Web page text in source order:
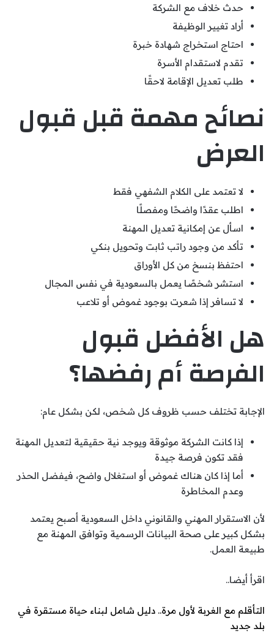
حدث خلاف مع الشركة
أراد تغيير الوظيفة
احتاج استخراج شهادة خبرة
تقدم لاستقدام الأسرة
طلب تعديل الإقامة لاحقًا
نصائح مهمة قبل قبول
العرض
لا تعتمد على الكلام الشفهي فقط
اطلب عقدًا واضحًا ومفصلًا
اسأل عن إمكانية تعديل المهنة
تأكد من وجود راتب ثابت وتحويل بنكي
احتفظ بنسخ من كل الأوراق
استشر شخصًا يعمل بالسعودية في نفس المجال
لا تسافر إذا شعرت بوجود غموض أو تلاعب
هل الأفضل قبول
الفرصة أم رفضها؟
الإجابة تختلف حسب ظروف كل شخص، لكن بشكل عام:
إذا كانت الشركة موثوقة ويوجد نية حقيقية لتعديل المهنة
فقد تكون فرصة جيدة
أما إذا كان هناك غموض أو استغلال واضح، فيفضل الحذر
وعدم المخاطرة
لأن الاستقرار المهني والقانوني داخل السعودية أصبح يعتمد
بشكل كبير على صحة البيانات الرسمية وتوافق المهنة مع
طبيعة العمل.
اقرأ أيضا..
التأقلم مع الغربة لأول مرة.. دليل شامل لبناء حياة مستقرة في
بلد جديد